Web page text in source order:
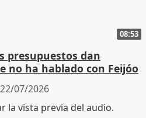
08:53
presupuestos dan
no ha hablado con Feijóo
22/07/2026